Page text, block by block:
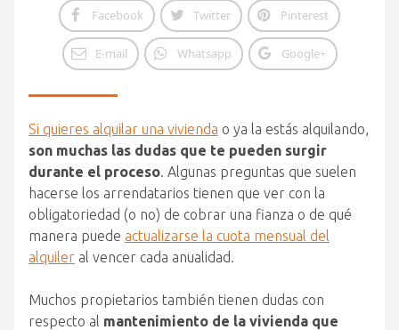
Facebook Twitter Pinterest
E-mail Whatsapp Google+
Si quieres alquilar una vivienda o ya la estás alquilando,
son muchas las dudas que te pueden surgir
durante el proceso. Algunas preguntas que suelen
hacerse los arrendatarios tienen que ver con la
obligatoriedad (o no) de cobrar una fianza o de qué
manera puede actualizarse la cuota mensual del
alquiler al vencer cada anualidad.
Muchos propietarios también tienen dudas con
respecto al mantenimiento de la vivienda que